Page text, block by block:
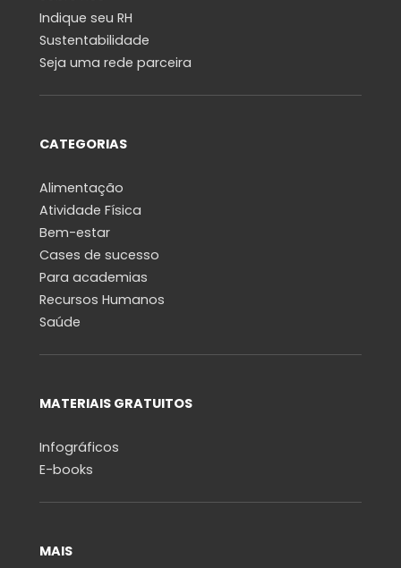
Indique seu RH
Sustentabilidade
Seja uma rede parceira
CATEGORIAS
Alimentação
Atividade Física
Bem-estar
Cases de sucesso
Para academias
Recursos Humanos
Saúde
MATERIAIS GRATUITOS
Infográficos
E-books
MAIS